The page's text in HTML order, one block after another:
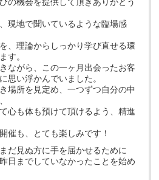
現地で聞いているような臨場感
、理論からしっかり学び直せる環
す。
ながら、この一ヶ月出会ったお客
思い浮かんでいました。
場所を見定め、一つずつ自分の中
心も体も預けて頂けるよう、精進
催も、とても楽しみです！
だ見ぬ方に手を届かせるために
日までしていなかったことを始め